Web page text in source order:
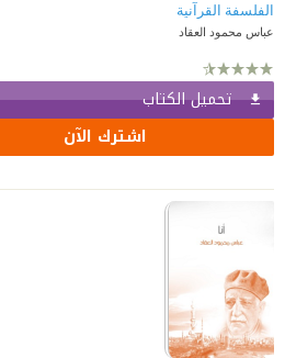
الفلسفة القرآنية
عباس محمود العقاد
تحميل الكتاب
اشترك الآن